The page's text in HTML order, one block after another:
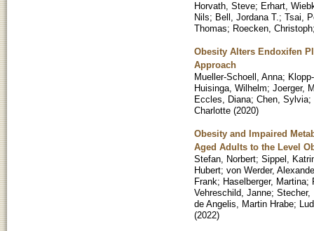
Horvath, Steve; Erhart,
Nils; Bell, Jordana T. ; Tsai,
Thomas; Roecken, Christoph
Obesity Alters Endoxifen
Approach
Mueller-Schoell, Anna;
Huisinga, Wilhelm; Joerger,
Eccles, Diana; Chen, Sylvia;
Charlotte (2020)
Obesity and Impaired
Aged Adults to the Level
Stefan, Norbert; Sippel,
Hubert; von Werder,
Frank; Haselberger, Martina;
Vehreschild, Janne; Stecher,
de Angelis, Martin Hrabe;
(2022)